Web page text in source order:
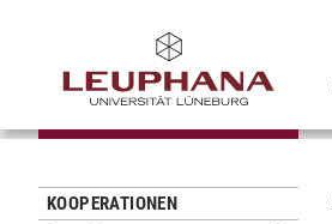
KOOPERATIONEN